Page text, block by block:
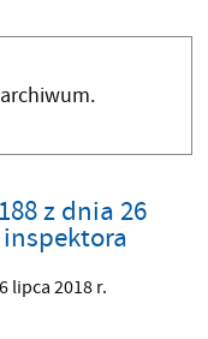
z dnia 26
lipca 2018 r.